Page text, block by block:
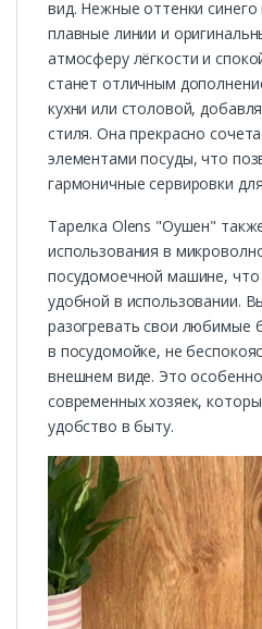
вид. Нежные оттенки синего
плавные линии и
атмосферу лёгкости и
станет отличным
кухни или столовой,
стиля. Она прекрасно
элементами посуды, что
гармоничные сервировки
Тарелка Olens "Оушен"
использования в
посудомоечной машине,
удобной в использовании.
разогревать свои любимые
в посудомойке, не
внешнем виде. Это
современных хозяек,
удобство в быту.